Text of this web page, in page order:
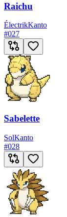
Raichu
ÉlectrikKanto
#027
Sabelette
SolKanto
#028